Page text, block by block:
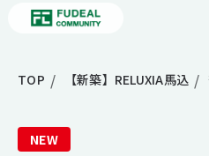
TOP 【新築】RELUXIA馬込
NEW